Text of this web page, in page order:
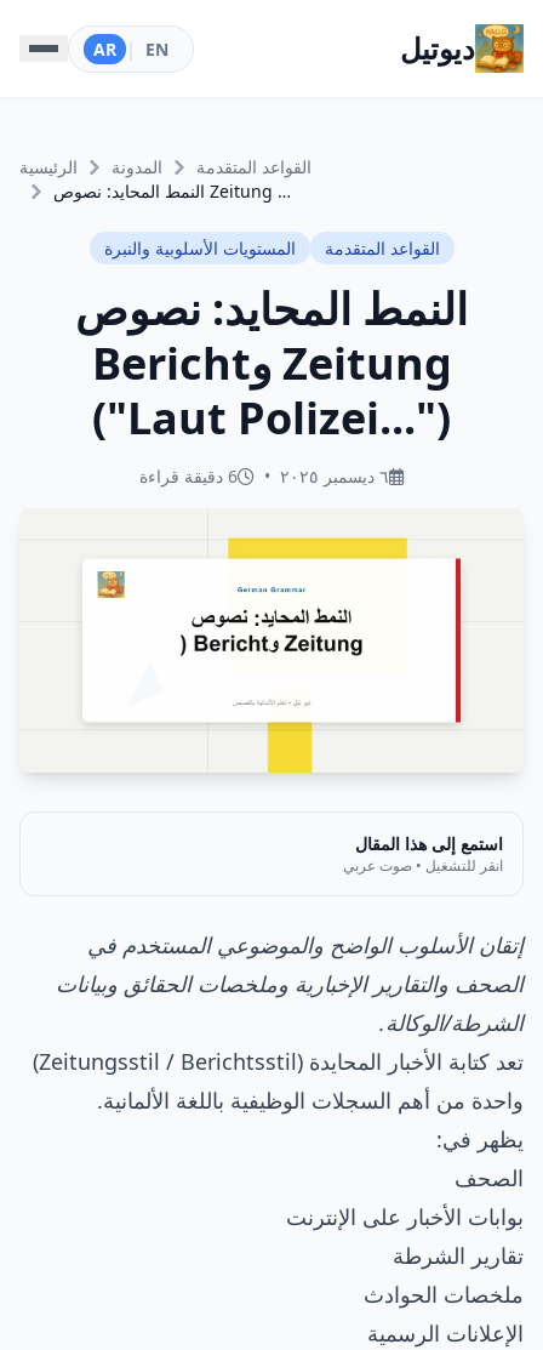
ديوتيل EN
|
AR
الرئيسية المدونة
القواعد المتقدمة
النمط المحايد: نصوص Zeitung وBericht ("Laut Polizei...")
القواعد المتقدمة المستويات الأسلوبية والنبرة
النمط المحايد: نصوص
Zeitung وBericht
("Laut Polizei...")
٦ ديسمبر ٢٠٢٥ • 6 دقيقة قراءة
استمع إلى هذا المقال
انقر للتشغيل • صوت عربي
إتقان الأسلوب الواضح والموضوعي المستخدم في
الصحف والتقارير الإخبارية وملخصات الحقائق وبيانات
الشرطة/الوكالة.
تعد كتابة الأخبار المحايدة (Zeitungsstil / Berichtsstil)
واحدة من أهم السجلات الوظيفية باللغة الألمانية.
يظهر في:
الصحف
بوابات الأخبار على الإنترنت
تقارير الشرطة
ملخصات الحوادث
الإعلانات الرسمية